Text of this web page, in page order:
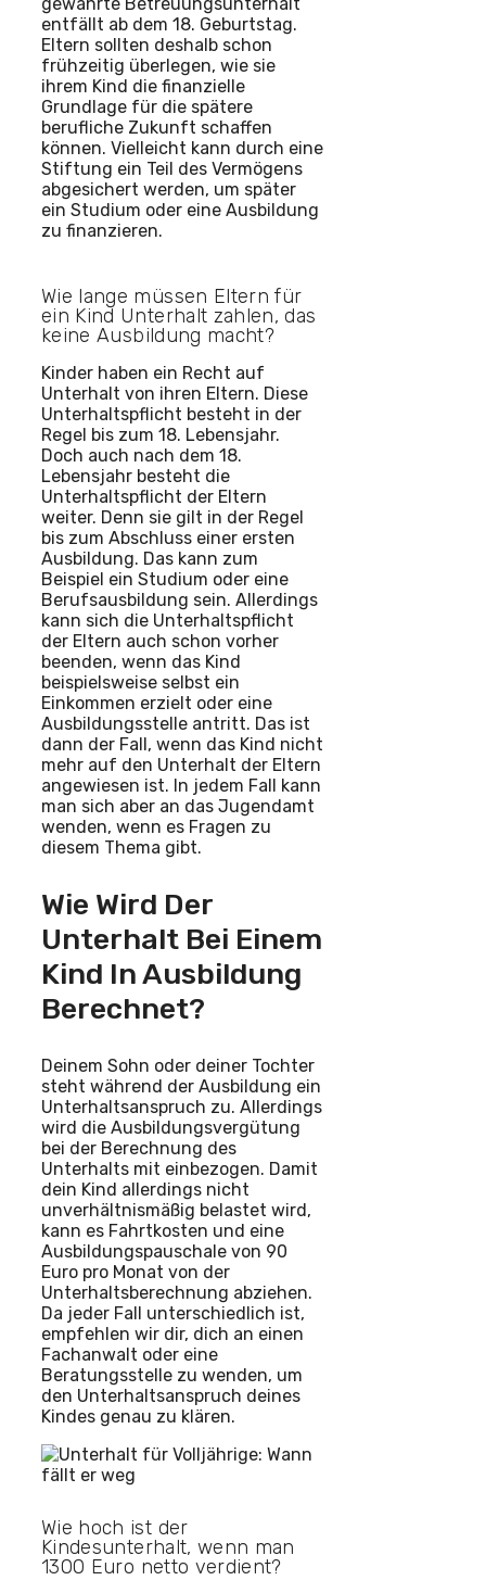
gewährte Betreuungsunterhalt
entfällt ab dem 18. Geburtstag.
Eltern sollten deshalb schon
frühzeitig überlegen, wie sie
ihrem Kind die finanzielle
Grundlage für die spätere
berufliche Zukunft schaffen
können. Vielleicht kann durch eine
Stiftung ein Teil des Vermögens
abgesichert werden, um später
ein Studium oder eine Ausbildung
zu finanzieren.
Wie lange müssen Eltern für
ein Kind Unterhalt zahlen, das
keine Ausbildung macht?
Kinder haben ein Recht auf
Unterhalt von ihren Eltern. Diese
Unterhaltspflicht besteht in der
Regel bis zum 18. Lebensjahr.
Doch auch nach dem 18.
Lebensjahr besteht die
Unterhaltspflicht der Eltern
weiter. Denn sie gilt in der Regel
bis zum Abschluss einer ersten
Ausbildung. Das kann zum
Beispiel ein Studium oder eine
Berufsausbildung sein. Allerdings
kann sich die Unterhaltspflicht
der Eltern auch schon vorher
beenden, wenn das Kind
beispielsweise selbst ein
Einkommen erzielt oder eine
Ausbildungsstelle antritt. Das ist
dann der Fall, wenn das Kind nicht
mehr auf den Unterhalt der Eltern
angewiesen ist. In jedem Fall kann
man sich aber an das Jugendamt
wenden, wenn es Fragen zu
diesem Thema gibt.
Wie Wird Der
Unterhalt Bei Einem
Kind In Ausbildung
Berechnet?
Deinem Sohn oder deiner Tochter
steht während der Ausbildung ein
Unterhaltsanspruch zu. Allerdings
wird die Ausbildungsvergütung
bei der Berechnung des
Unterhalts mit einbezogen. Damit
dein Kind allerdings nicht
unverhältnismäßig belastet wird,
kann es Fahrtkosten und eine
Ausbildungspauschale von 90
Euro pro Monat von der
Unterhaltsberechnung abziehen.
Da jeder Fall unterschiedlich ist,
empfehlen wir dir, dich an einen
Fachanwalt oder eine
Beratungsstelle zu wenden, um
den Unterhaltsanspruch deines
Kindes genau zu klären.
Wie hoch ist der
Kindesunterhalt, wenn man
1300 Euro netto verdient?